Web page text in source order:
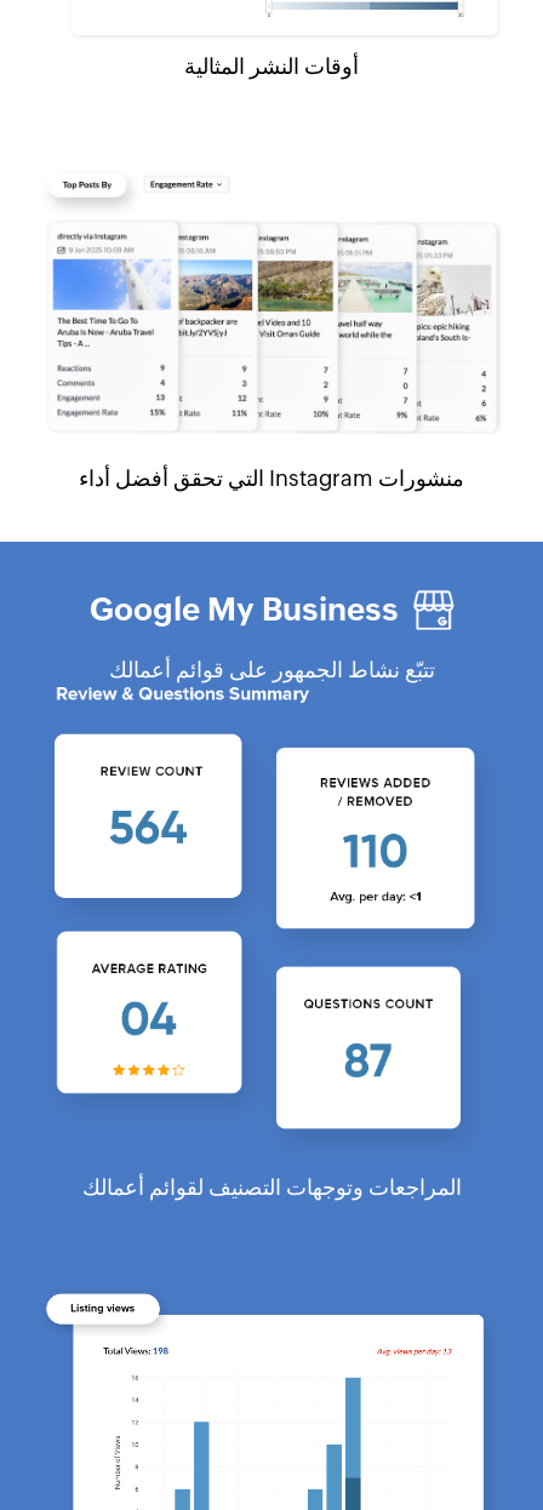
أوقات النشر المثالية
منشورات Instagram التي تحقق أفضل أداء
Google My Business
تتبّع نشاط الجمهور على قوائم أعمالك
المراجعات وتوجهات التصنيف لقوائم أعمالك